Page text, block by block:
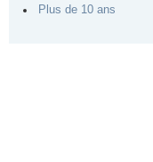
Plus de 10 ans